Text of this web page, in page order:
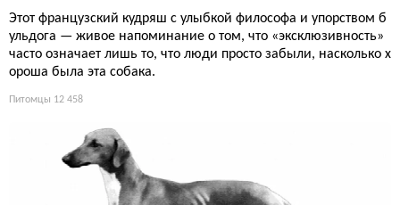
Этот французский кудряш с улыбкой философа и упорством б
ульдога — живое напоминание о том, что «эксклюзивность»
часто означает лишь то, что люди просто забыли, насколько х
ороша была эта собака.
Питомцы 12 458